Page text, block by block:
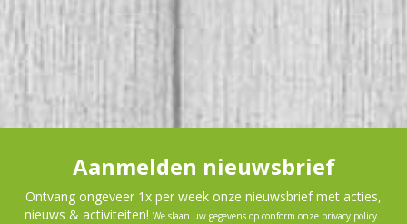
Aanmelden nieuwsbrief
Ontvang ongeveer 1x per week onze nieuwsbrief met acties,
nieuws & activiteiten! We slaan uw gegevens op conform onze privacy policy.